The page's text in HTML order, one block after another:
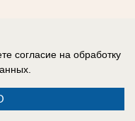
согласие на обработку